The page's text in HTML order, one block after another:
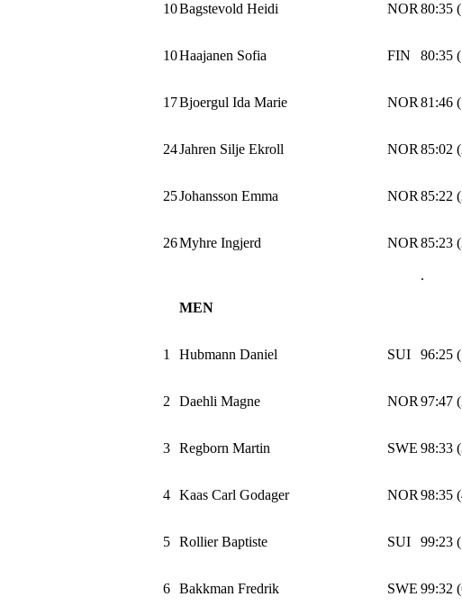
10Bagstevold Heidi NOR 80:35
10Haajanen Sofia FIN 80:35
17Bjoergul Ida Marie NOR 81:46
24Jahren Silje Ekroll NOR 85:02
25Johansson Emma NOR 85:22
26Myhre Ingjerd NOR 85:23
.
MEN
1 Hubmann Daniel SUI 96:25
2 Daehli Magne NOR 97:47
3 Regborn Martin SWE 98:33
4 Kaas Carl Godager NOR 98:35
5 Rollier Baptiste SUI 99:23
6 Bakkman Fredrik SWE 99:32